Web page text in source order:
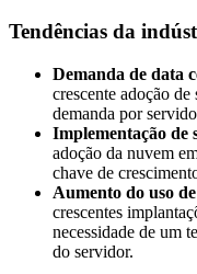
Tendências da
Demanda de data
crescente adoção
demanda por
Implementação de
adoção da nuvem
chave de
Aumento do uso
crescentes
necessidade de um
do servidor.